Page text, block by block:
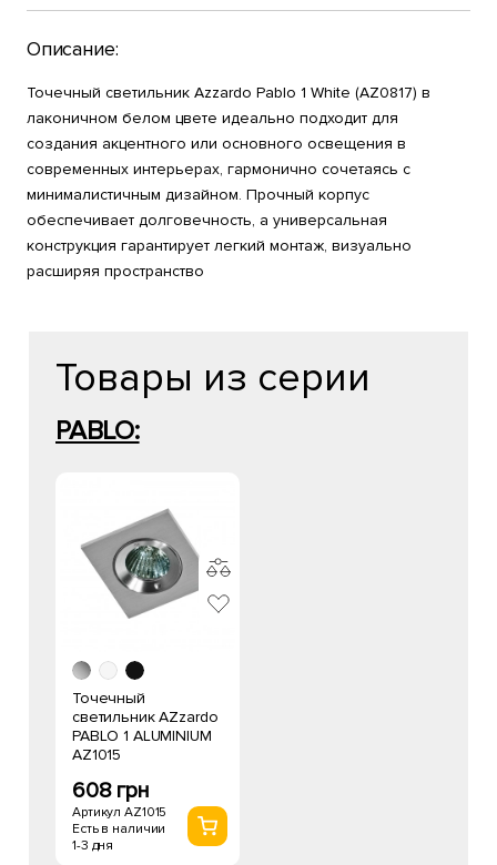
Описание:
Точечный светильник Azzardo Pablo 1 White (AZ0817) в
лаконичном белом цвете идеально подходит для
создания акцентного или основного освещения в
современных интерьерах, гармонично сочетаясь с
минималистичным дизайном. Прочный корпус
обеспечивает долговечность, а универсальная
конструкция гарантирует легкий монтаж, визуально
расширяя пространство
Товары из серии
PABLO:
Точечный
светильник AZzardo
PABLO 1 ALUMINIUM
AZ1015
608 грн
Артикул AZ1015
Есть в наличии
1-3 дня